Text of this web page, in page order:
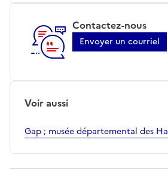
Contactez-nous
Envoyer un courriel
Voir aussi
Gap ; musée départemental des